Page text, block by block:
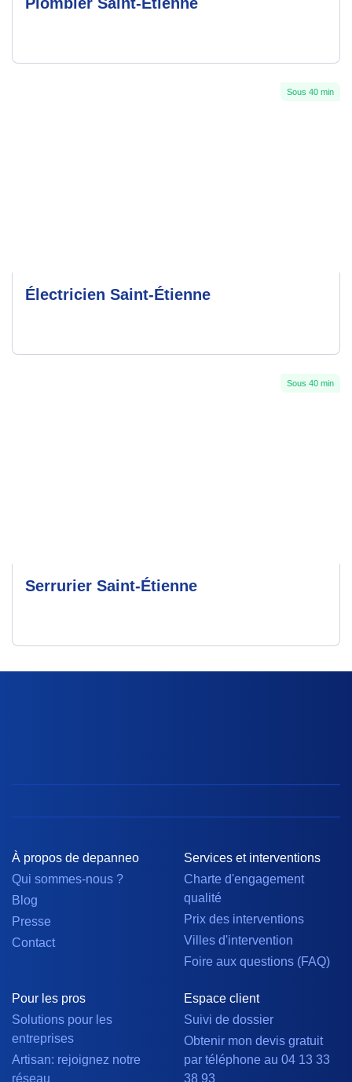
Plombier Saint-Étienne
Sous 40 min
Électricien Saint-Étienne
Sous 40 min
Serrurier Saint-Étienne
À propos de depanneo
Qui sommes-nous ?
Blog
Presse
Contact
Services et interventions
Charte d'engagement
qualité
Prix des interventions
Villes d'intervention
Foire aux questions (FAQ)
Pour les pros
Solutions pour les
entreprises
Artisan: rejoignez notre
réseau
Espace client
Suivi de dossier
Obtenir mon devis gratuit
par téléphone au 04 13 33
38 93